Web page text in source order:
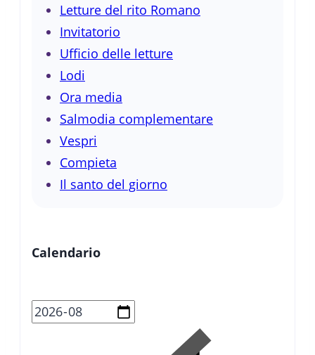
Letture del rito Romano
Invitatorio
Ufficio delle letture
Lodi
Ora media
Salmodia complementare
Vespri
Compieta
Il santo del giorno
Calendario